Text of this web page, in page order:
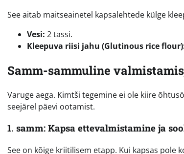
See aitab maitseainetel kapsalehtede külge
Vesi: 2 tassi.
Kleepuva riisi jahu (Glutinous rice
Samm-sammuline
Varuge aega. Kimtši tegemine ei ole kiire
seejärel päevi ootamist.
1. samm: Kapsa ettevalmistamine ja
See on kõige kriitilisem etapp. Kui kapsas